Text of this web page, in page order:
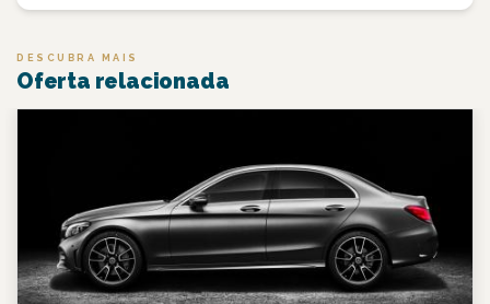
DESCUBRA MAIS
Oferta relacionada